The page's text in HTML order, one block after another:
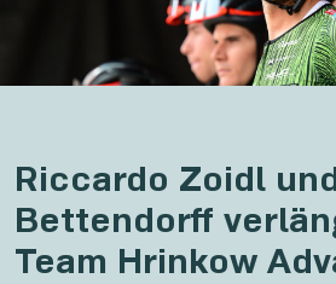
Riccardo Zoidl
Bettendorff
Team Hrinkow